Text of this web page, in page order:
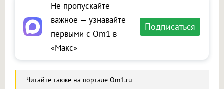
Не пропускайте
важное — узнавайте
первыми с Om1 в
«Макс»
Подписаться
Читайте также на портале Om1.ru